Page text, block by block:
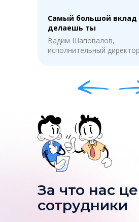
Самый большой вклад
делаешь ты
Вадим Шаповалов,
исполнительный директор
За что нас
сотрудники